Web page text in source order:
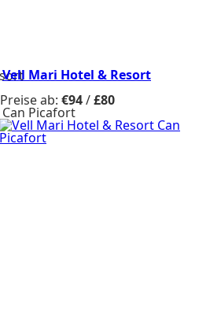
Vell Mari Hotel & Resort
Preise ab: €94/£80
Can Picafort